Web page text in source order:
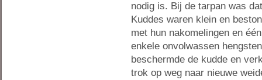
nodig is. Bij de tarpan was
Kuddes waren klein en
met hun nakomelingen en
enkele onvolwassen
beschermde de kudde en
trok op weg naar nieuwe